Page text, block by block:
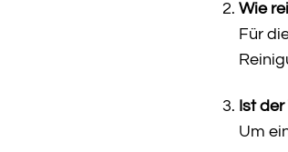
Wie
Für
Ist
Um